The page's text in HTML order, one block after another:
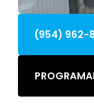
(954) 962-